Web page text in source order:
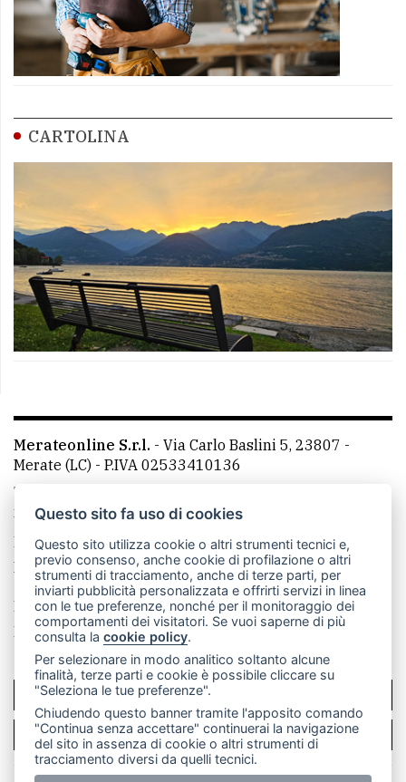
CARTOLINA
Merateonline S.r.l. - Via Carlo Baslini 5, 23807 -
Merate (LC) - P.IVA 02533410136
Telefono:
mail: redazione@leccoonline.com
La redazione
MerateOnline CasateOnline
RSS
Made by VIP
Privacy policy
Cookie policy
Rivedi le tue scelte sui cookie
SCRIVICI
PER LA TUA PUBBLICITÀ
Questo sito fa uso di cookies
Questo sito utilizza cookie o altri strumenti tecnici e,
previo consenso, anche cookie di profilazione o altri
strumenti di tracciamento, anche di terze parti, per
inviarti pubblicità personalizzata e offrirti servizi in linea
con le tue preferenze, nonché per il monitoraggio dei
comportamenti dei visitatori. Se vuoi saperne di più
consulta lacookie policy.
Per selezionare in modo analitico soltanto alcune
finalità, terze parti e cookie è possibile cliccare su
"Seleziona le tue preferenze".
Chiudendo questo banner tramite l'apposito comando
"Continua senza accettare" continuerai la navigazione
del sito in assenza di cookie o altri strumenti di
tracciamento diversi da quelli tecnici.